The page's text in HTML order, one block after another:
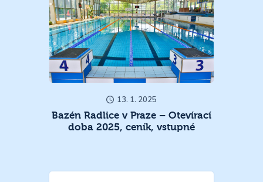
13. 1. 2025
Bazén Radlice v Praze – Otevírací
doba 2025, ceník, vstupné